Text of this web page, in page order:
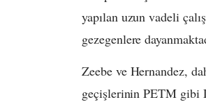
yapılan uzun vadeli
gezegenlere
Zeebe ve Hernandez,
geçişlerinin PETM gibi